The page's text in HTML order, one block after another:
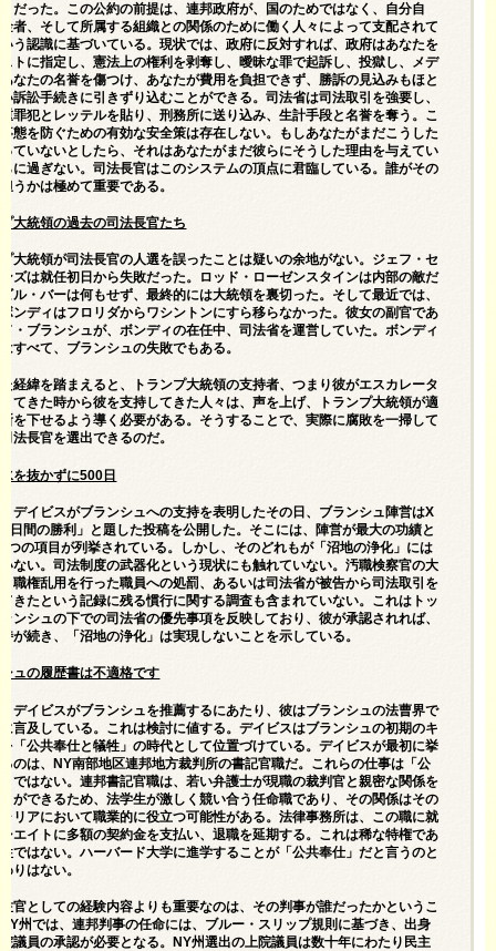
だった。この公約の前提は、連邦政府が、国のためではなく、自分自
者、そして所属する組織との関係のために働く人々によって支配されて
う認識に基づいている。現状では、政府に反対すれば、政府はあなたを
トに指定し、憲法上の権利を剥奪し、曖昧な罪で起訴し、投獄し、メデ
なたの名誉を傷つけ、あなたが費用を負担できず、勝訴の見込みもほと
訴訟手続きに引きずり込むことができる。司法省は司法取引を強要し、
罪犯とレッテルを貼り、刑務所に送り込み、生計手段と名誉を奪う。こ
態を防ぐための有効な安全策は存在しない。もしあなたがまだこうした
ていないとしたら、それはあなたがまだ彼らにそうした理由を与えてい
に過ぎない。司法長官はこのシステムの頂点に君臨している。誰がその
うかは極めて重要である。
大統領の過去の司法長官たち
大統領が司法長官の人選を誤ったことは疑いの余地がない。ジェフ・セ
ズは就任初日から失敗だった。ロッド・ローゼンスタインは内部の敵だ
ル・バーは何もせず、最終的には大統領を裏切った。そして最近では、
ンディはフロリダからワシントンにすら移らなかった。彼女の副官であ
・ブランシュが、ボンディの在任中、司法省を運営していた。ボンディ
すべて、ブランシュの失敗でもある。
経緯を踏まえると、トランプ大統領の支持者、つまり彼がエスカレータ
てきた時から彼を支持してきた人々は、声を上げ、トランプ大統領が適
を下せるよう導く必要がある。そうすることで、実際に腐敗を一掃して
法長官を選出できるのだ。
を抜かずに500日
デイビスがブランシュへの支持を表明したその日、ブランシュ陣営はX
日間の勝利」
と題した投稿を公開した。そこには、陣営が最大の功績と
つの項目が列挙されている。しかし、そのどれもが「沼地の浄化」には
ない。司法制度の武器化という現状にも触れていない。汚職検察官の大
職権乱用を行った職員への処罰、あるいは司法省が被告から司法取引を
きたという記録に残る慣行に関する調査も含まれていない。これはトッ
ンシュの下での司法省の優先事項を反映しており、彼が承認されれば、
が続き、「沼地の浄化」は実現しないことを示している。
ュの履歴書は不適格です
デイビスがブランシュを推薦するにあたり、彼はブランシュの法曹界で
言及している。これは検討に値する。デイビスはブランシュの初期のキ
「公共奉仕と犠牲」の時代として位置づけている。デイビスが最初に挙
のは、NY南部地区連邦地方裁判所の書記官職だ。これらの仕事は「公
ではない。連邦書記官職は、若い弁護士が現職の裁判官と親密な関係を
ができるため、法学生が激しく競い合う任命職であり、その関係はその
リアにおいて職業的に役立つ可能性がある。法律事務所は、この職に就
エイトに多額の契約金を支払い、退職を延期する。これは稀な特権であ
ではない。ハーバード大学に進学することが「公共奉仕」だと言うのと
りはない。
官としての経験内容よりも重要なのは、その判事が誰だったかというこ
州では、連邦判事の任命には、 ブルー・スリップ規則に基づき、出身
議員の承認が必要となる。
NY州選出の上院議員は数十年にわたり民主